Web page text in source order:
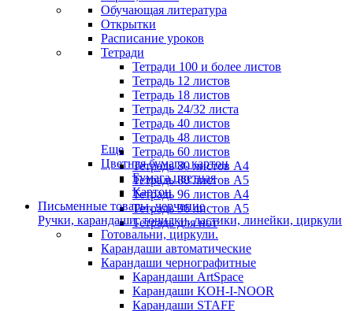
Обучающая литература
Открытки
Расписание уроков
Тетради
Тетради 100 и более листов
Тетрадь 12 листов
Тетрадь 18 листов
Тетрадь 24/32 листа
Тетрадь 40 листов
Тетрадь 48 листов
Тетрадь 60 листов
Тетрадь 80 листов А4
Тетрадь 80 листов А5
Тетрадь 96 листов А4
Тетрадь 96 листов А5
Тетрадь для нот
Еще
Цветная бумага, картон
Бумага цветная
Картон
Письменные товары, черчение
Ручки, карандаши, точилки, ластики, линейки, циркули
Готовальни, циркули.
Карандаши автоматические
Карандаши чернографитные
Карандаши ArtSpace
Карандаши KOH-I-NOOR
Карандаши STAFF